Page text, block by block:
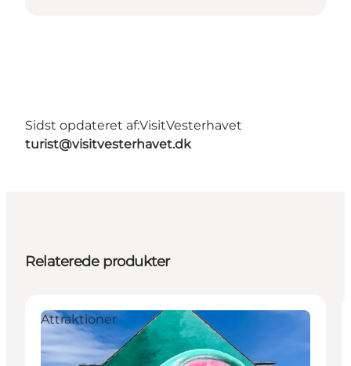
Sidst opdateret af:VisitVesterhavet
turist@visitvesterhavet.dk
Relaterede produkter
Attraktioner